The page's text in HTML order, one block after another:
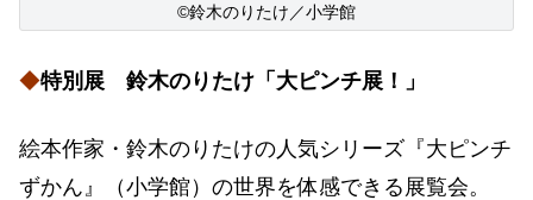
©鈴木のりたけ／小学館
◆特別展 鈴木のりたけ「大ピンチ展！」
絵本作家・鈴木のりたけの人気シリーズ『大ピンチ
ずかん』（小学館）の世界を体感できる展覧会。